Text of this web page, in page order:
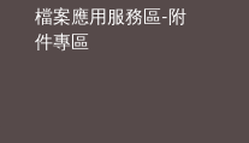
檔案應用服務區-附
件專區